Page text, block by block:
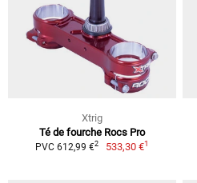
Xtrig
Té de fourche Rocs Pro
PVC 612,99 €2 533,30 €1